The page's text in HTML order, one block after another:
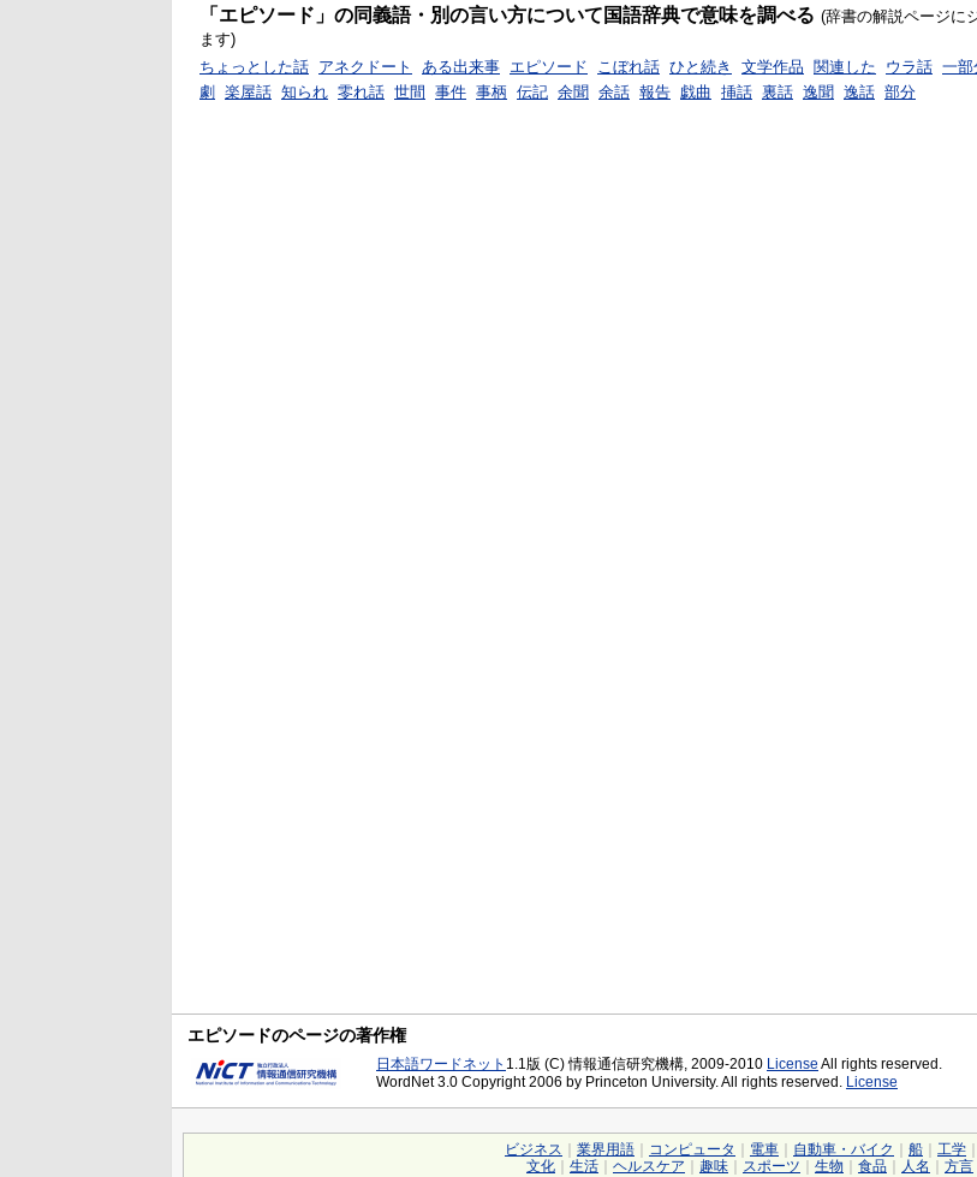
「エピソード」の同義語・別の言い方について国語辞典で意味を調べる (辞書の解説ページに
ます)
ちょっとした話 アネクドート ある出来事 エピソード こぼれ話 ひと続き 文学作品 関連した ウラ話 一部
劇
楽屋話 知られ 零れ話 世間 事件 事柄 伝記 余聞 余話 報告 戯曲 挿話 裏話 逸聞 逸話 部分
エピソードのページの著作権
日本語ワードネット 1.1版 (C) 情報通信研究機構, 2009-2010 License All rights reserved.
WordNet 3.0 Copyright 2006 by Princeton University. All rights reserved. License
ビジネス 業界用語 コンピュータ 電車 自動車・バイク 船 工学
文化
生活 ヘルスケア 趣味 スポーツ 生物 食品 人名 方言